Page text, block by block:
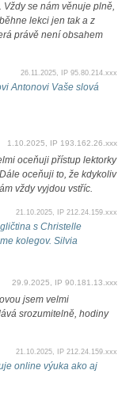
se nám věnuje plně,
lekci jen tak a z
právě není obsahem
26.11.2025, IP 95.80.214.xxx
Antonovi Vaše slová
1.10.2025, IP 193.162.26.xxx
oceňuji přístup lektorky
oceňuji to, že kdykoliv
vždy vyjdou vstříc.
21.10.2025, IP 212.24.159.xxx
s Christelle
kolegov. Silvia
29.9.2025, IP 90.181.13.xxx
jsem velmi
srozumitelně, hodiny
21.10.2025, IP 212.24.159.xxx
online výuka ako aj